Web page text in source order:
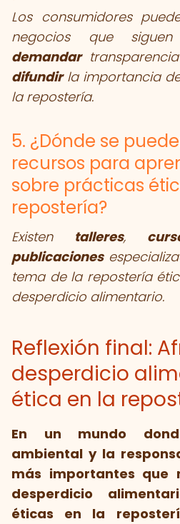
Los consumidores
negocios que
demandar
difundirla importancia
la repostería.
5. ¿Dónde se
recursos para
sobre prácticas
repostería?
Existen talleres,
publicaciones
tema de la repostería
desperdicio alimentario.
Reflexión final:
desperdicio
ética en la
En un mundo
ambiental y la
más importantes que
desperdicio
éticas en la